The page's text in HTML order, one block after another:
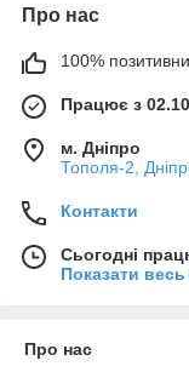
Про нас
100%
Працює з
м. Дніпро
Тополя-2,
Контакти
Сьогодні
Показати
Про нас